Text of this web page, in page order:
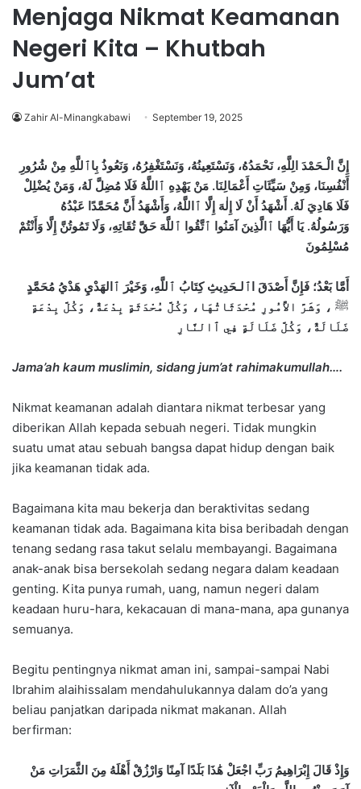
Menjaga Nikmat Keamanan
Negeri Kita – Khutbah
Jum’at
Zahir Al-Minangkabawi September 19, 2025
إِنَّ الْـحَمْدَ الِلَّهِ، نَحْمَدُهُ، وَنَسْتَعِينُهُ، وَنَسْتَغْفِرُهُ، وَنَعُوذُ بِاٱللَّهِ مِنْ شُرُورِ
أَنْفُسِنَا، وَمِنْ سَيِّئَاتِ أَعْمَالِنَا. مَنْ يَهْدِهِ ٱاللَّهُ فَلَا مُضِلَّ لَهُ، وَمَنْ يُضْلِلْ
فَلَا هَادِيَ لَهُ. أَشْهَدُ أَنْ لَا إِلٰهَ إِلَّا ٱاللَّهُ، وَأَشْهَدُ أَنَّ مُحَمَّدًا عَبْدُهُ
وَرَسُولُهُ.يَا أَيُّهَا ٱالَّذِينَ آمَنُوا ٱتَّقُوا ٱللَّهَ حَقَّ تُقَاتِهِ، وَلَا تَمُوتُنَّ إِلَّا وَأَنْتُمْ
مُسْلِمُونَ
أَمَّا بَعْدُ؛ فَإِنَّ أَصْدَقَ اٱلـحَدِيثِ كِتَابُ ٱللَّهِ، وَخَيْرَ ٱالهَدْيِ هَدْيُ مُحَمَّدٍ
ﷺ ، وَشَرَّ الأُمُورِ مُحْدَثَاتُهَا، وَكُلَّ مُحْدَثَةٍ بِدْعَةٌ، وَكُلَّ بِدْعَةٍ
ضَلَالَةٌ، وَكُلَّ ضَلَالَةٍ فِي ٱالنَّارِ
Jama’ah kaum muslimin, sidang jum’at rahimakumullah….
Nikmat keamanan adalah diantara nikmat terbesar yang
diberikan Allah kepada sebuah negeri. Tidak mungkin
suatu umat atau sebuah bangsa dapat hidup dengan baik
jika keamanan tidak ada.
Bagaimana kita mau bekerja dan beraktivitas sedang
keamanan tidak ada. Bagaimana kita bisa beribadah dengan
tenang sedang rasa takut selalu membayangi. Bagaimana
anak-anak bisa bersekolah sedang negara dalam keadaan
genting. Kita punya rumah, uang, namun negeri dalam
keadaan huru-hara, kekacauan di mana-mana, apa gunanya
semuanya.
Begitu pentingnya nikmat aman ini, sampai-sampai Nabi
Ibrahim alaihissalam mendahulukannya dalam do’a yang
beliau panjatkan daripada nikmat makanan. Allah
berfirman:
وَإِذْ قَالَ إِبْرَاهِيمُ رَبِّ اجْعَلْ هَٰذَا بَلَدًا آمِنًا وَارْزُقْ أَهْلَهُ مِنَ الثَّمَرَاتِ مَنْ